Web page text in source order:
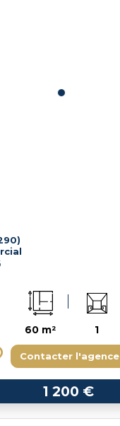
60 m² 1
Contacter l'agence
1 200 €